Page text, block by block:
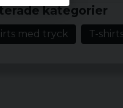
kategorier
med tryck T-